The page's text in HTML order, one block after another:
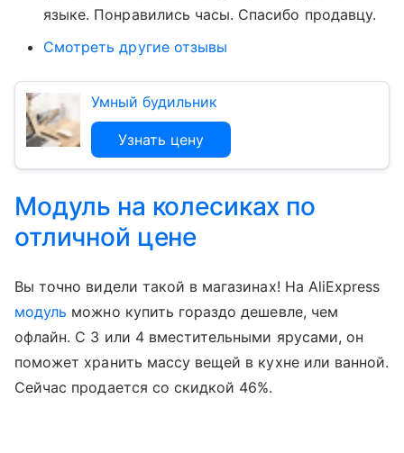
языке. Понравились часы. Спасибо продавцу.
Смотреть другие отзывы
Умный будильник
Узнать цену
Модуль на колесиках по
отличной цене
Вы точно видели такой в магазинах! На AliExpress
модуль можно купить гораздо дешевле, чем
офлайн. С 3 или 4 вместительными ярусами, он
поможет хранить массу вещей в кухне или ванной.
Сейчас продается со скидкой 46%.